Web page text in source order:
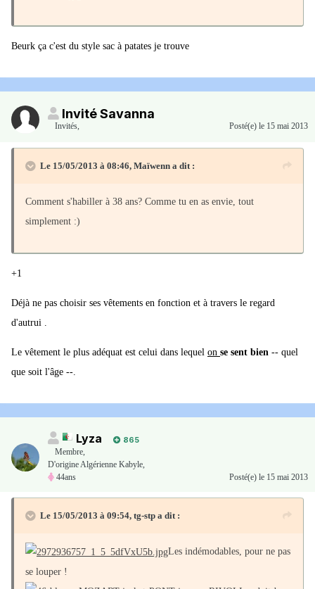
Beurk ça c'est du style sac à patates je trouve
Invité Savanna
Invités, Posté(e) le 15 mai 2013
Le 15/05/2013 à 08:46, Maïwenn a dit :
Comment s'habiller à 38 ans? Comme tu en as envie, tout
simplement :)
+1
Déjà ne pas choisir ses vêtements en fonction et à travers le regard
d'autrui .
Le vêtement le plus adéquat est celui dans lequel on se sent bien -- quel
que soit l'âge --.
Lyza
865
Membre,
D'origine Algérienne Kabyle,
44ans
Posté(e) le 15 mai 2013
Le 15/05/2013 à 09:54, tg-stp a dit :
Les indémodables, pour ne pas
se louper !